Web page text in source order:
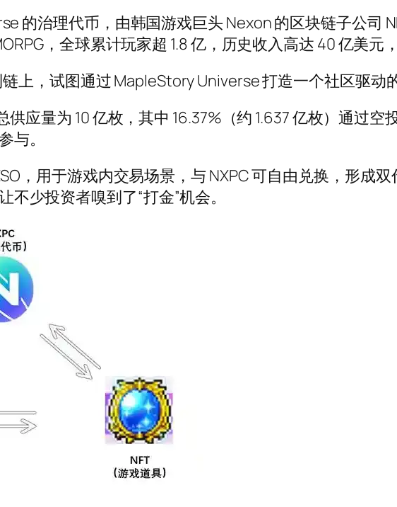
的治理代币，由韩国游戏巨头 Nexon 的区块链子公司
，全球累计玩家超 1.8 亿，历史收入高达 40 亿美元
上，试图通过 MapleStory Universe 打造一个社区驱动
供应量为 10 亿枚，其中 16.37%（约 1.637 亿枚）通过
与。
，用于游戏内交易场景，与 NXPC 可自由兑换，形成
少投资者嗅到了“打金”机会。